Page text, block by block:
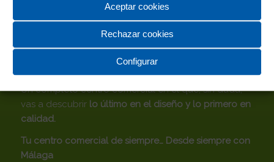
Aceptar cookies
Rechazar cookies
Configurar
CENTRO COMERCIAL ROSALEDA
Un completo centro comercial en el que, sin duda,
vas a descubrir lo último en el diseño y lo primero en
calidad.
Tu centro comercial de siempre… Desde siempre con
Málaga